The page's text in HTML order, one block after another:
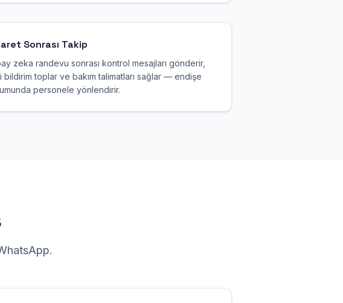
Sonrası Takip
zeka randevu sonrası kontrol mesajları gönderir,
bildirim toplar ve bakım talimatları sağlar — endişe
personele yönlendirir.
.